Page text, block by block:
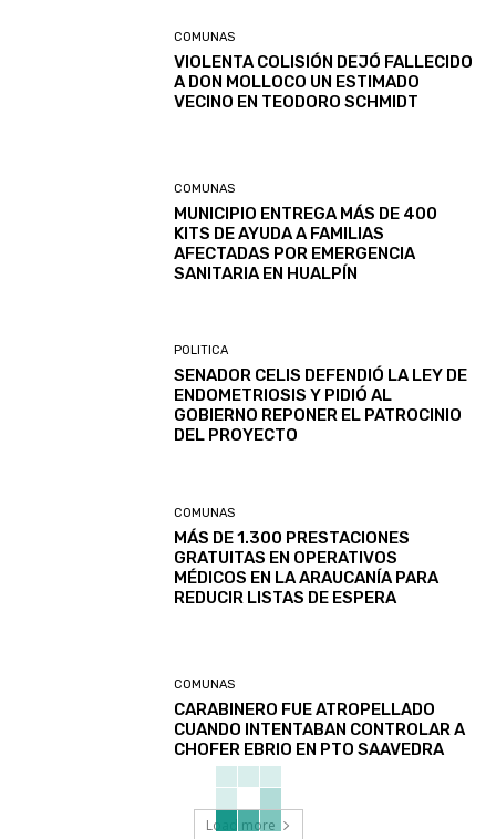
COMUNAS
VIOLENTA COLISIÓN DEJÓ FALLECIDO
A DON MOLLOCO UN ESTIMADO
VECINO EN TEODORO SCHMIDT
COMUNAS
MUNICIPIO ENTREGA MÁS DE 400
KITS DE AYUDA A FAMILIAS
AFECTADAS POR EMERGENCIA
SANITARIA EN HUALPÍN
POLITICA
SENADOR CELIS DEFENDIÓ LA LEY DE
ENDOMETRIOSIS Y PIDIÓ AL
GOBIERNO REPONER EL PATROCINIO
DEL PROYECTO
COMUNAS
MÁS DE 1.300 PRESTACIONES
GRATUITAS EN OPERATIVOS
MÉDICOS EN LA ARAUCANÍA PARA
REDUCIR LISTAS DE ESPERA
COMUNAS
CARABINERO FUE ATROPELLADO
CUANDO INTENTABAN CONTROLAR A
CHOFER EBRIO EN PTO SAAVEDRA
Load more